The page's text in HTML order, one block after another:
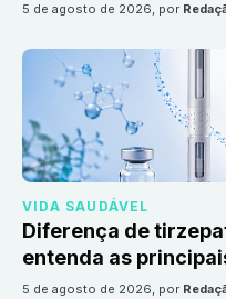
5 de agosto de 2026, por
VIDA SAUDÁVEL
Diferença de
entenda as
5 de agosto de 2026, por